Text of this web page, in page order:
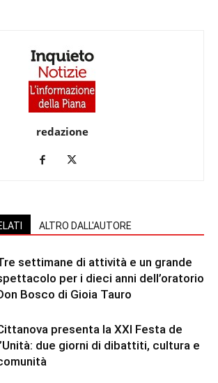
redazione
ALTRO DALL'AUTORE
settimane di attività e un grande
per i dieci anni dell’oratorio
Bosco di Gioia Tauro
presenta la XXI Festa de
due giorni di dibattiti, cultura e